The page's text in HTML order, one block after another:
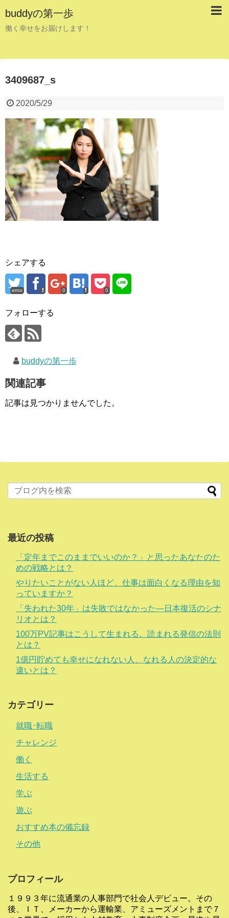
buddyの第一歩
働く幸せをお届けします！
3409687_s
2020/5/29
シェアする
error 0 0
フォローする
buddyの第一歩
関連記事
記事は見つかりませんでした。
最近の投稿
「定年までこのままでいいのか？」と思ったあなたのた
めの戦略とは？
やりたいことがない人ほど、仕事は面白くなる理由を知
っていますか？
「失われた30年」は失敗ではなかった―日本復活のシナ
リオとは？
100万PV記事はこうして生まれる。読まれる発信の法則
とは？
1億円貯めても幸せになれない人、なれる人の決定的な
違いとは？
カテゴリー
就職･転職
チャレンジ
働く
生活する
学ぶ
遊ぶ
おすすめ本の備忘録
その他
プロフィール
１９９３年に流通業の人事部門で社会人デビュー。その
後、ＩＴ、メーカーから運輸業、アミューズメントまで７